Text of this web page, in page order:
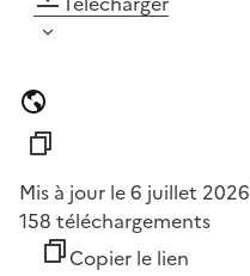
Mis à jour le 6 juillet 2026
158 téléchargements
Copier le lien